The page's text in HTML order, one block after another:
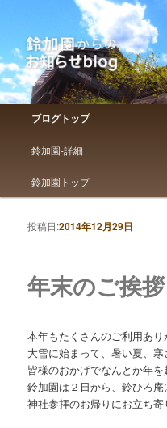
鈴加園からの
鈴加園からのお知らせです
メインメニュー
メインコンテンツへ移動
サブコンテンツへ移動
ブログトップ
鈴加園-詳細
鈴加園トップ
投稿ナビゲーション
年末のご挨
投稿日:2014年12月29日
本年もたくさんのご利用あり
大雪に始まって、暑い夏、寒
皆様のおかげでなんとか年を
鈴加園は２日から、鈴ひろ
神社参拝のお帰りにお立ち寄